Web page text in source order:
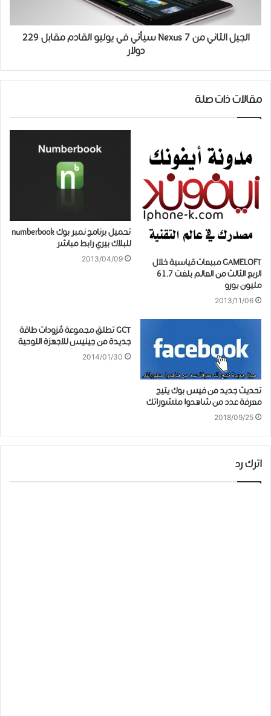
الجيل الثاني من Nexus 7 سيأتي في يوليو القادم مقابل 229
دولار
مقالات ذات صلة
GAMELOFT مبيعات قياسية خلال
الربع الثالث من العالم بلغت 61.7
مليون يورو
2013/11/06
تحميل برنامج نمبر بوك numberbook
للبلاك بيري رابط مباشر
2013/04/09
تحديث جديد من فيس بوك يتيح
معرفة عدد من شاهدوا منشوراتك
2018/09/25
GCT تطلق مجموعة مُزودات طاقة
جديدة من جينيس للاجهزة اللوحية
2014/01/30
اترك رد